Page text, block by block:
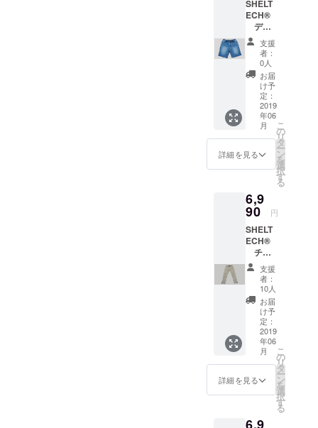
ン x
ナイロ
ン
SHELT
ECH®
デニ
ム
ショー
トパン
ツ ・全
国一律
送料無
料 ・画
像によ
り現物
とは多
少異な
る場合
があり
・素
材：
コット
ン x
ナイロ
ン x
スト
レッチ
支援
者：
0人
お届
け予
定：
2019
年06
月
詳細を見る
こ
の
リ
タ
ー
ン
を
選
択
す
る
6,9
90 円
SHELT
ECH®
チ
ノ ロ
ングパ
ンツ ・
全国一
律送料
無料 ・
画像に
より現
物とは
多少異
なる場
合があ
りま
素材：
支援
者：
10人
お届
け予
定：
2019
年06
月
詳細を見る
こ
の
リ
タ
ー
ン
を
選
択
す
る